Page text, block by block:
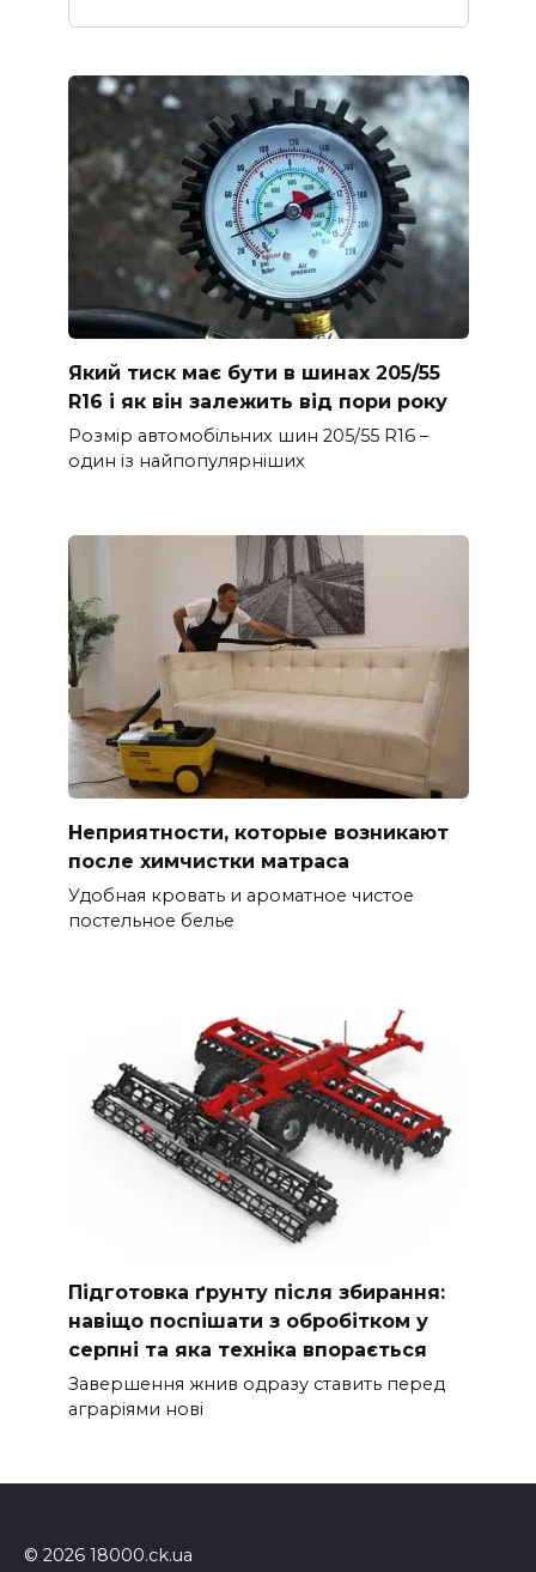
Який тиск має бути в шинах 205/55
R16 і як він залежить від пори року
Розмір автомобільних шин 205/55 R16 –
один із найпопулярніших
Неприятности, которые возникают
после химчистки матраса
Удобная кровать и ароматное чистое
постельное белье
Підготовка ґрунту після збирання:
навіщо поспішати з обробітком у
серпні та яка техніка впорається
Завершення жнив одразу ставить перед
аграріями нові
© 2026 18000.ck.ua